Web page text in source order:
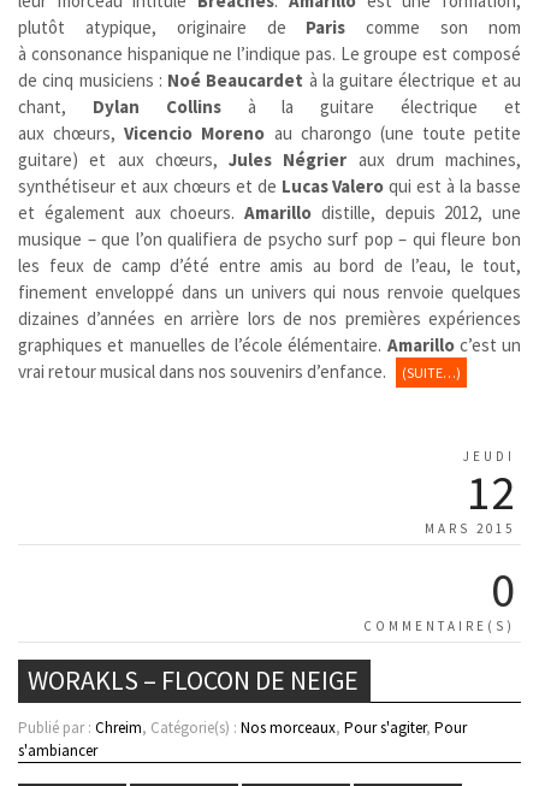
plutôt atypique, originaire de Paris comme son nom
à consonance hispanique ne l’indique pas. Le groupe est composé
de cinq musiciens : Noé Beaucardet à la guitare électrique et au
chant, Dylan Collinsà la guitare électrique et
aux chœurs,Vicencio Moreno au charongo (une toute petite
guitare) et aux chœurs, Jules Négrier aux drum machines,
synthétiseur et aux chœurs et de Lucas Valero qui est à la basse
et également aux choeurs. Amarillo distille, depuis 2012, une
musique – que l’on qualifiera de psycho surf pop – qui fleure bon
les feux de camp d’été entre amis au bord de l’eau, le tout,
finement enveloppé dans un univers qui nous renvoie quelques
dizaines d’années en arrière lors de nos premières expériences
graphiques et manuelles de l’école élémentaire. Amarilloc’est un
vrai retour musical dans nos souvenirs d’enfance.
(SUITE…)
JEUDI
12
MARS 2015
0
COMMENTAIRE(S)
WORAKLS – FLOCON DE NEIGE
Publié par : Chreim, Catégorie(s) : Nos morceaux, Pour s'agiter, Pour
s'ambiancer